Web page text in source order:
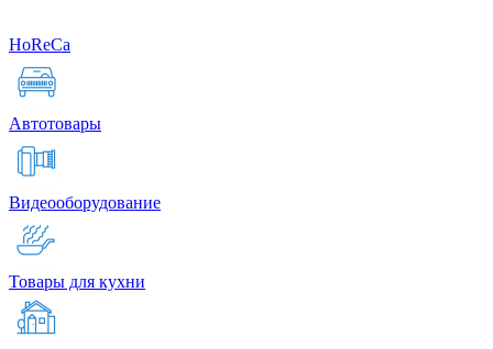
HoReCa
Автотовары
Видеооборудование
Товары для кухни